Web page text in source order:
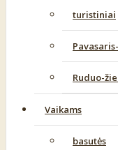
turistiniai
Ruduo-
Vaikams
basutės